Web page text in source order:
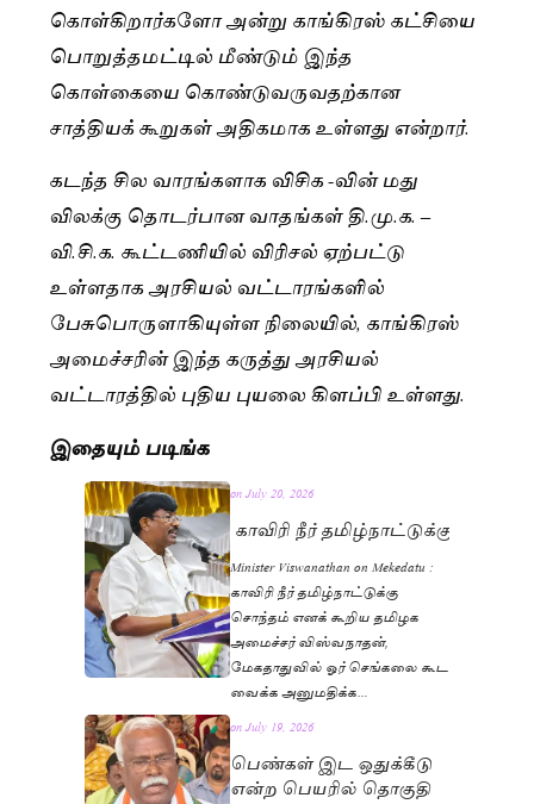
கொள்கிறார்களோ அன்று காங்கிரஸ் கட்சியை
பொறுத்தமட்டில் மீண்டும் இந்த
கொள்கையை கொண்டுவருவதற்கான
சாத்தியக் கூறுகள் அதிகமாக உள்ளது என்றார்.
கடந்த சில வாரங்களாக விசிக -வின் மது
விலக்கு தொடர்பான வாதங்கள் தி.மு.க. –
வி.சி.க. கூட்டணியில் விரிசல் ஏற்பட்டு
உள்ளதாக அரசியல் வட்டாரங்களில்
பேசுபொருளாகியுள்ள நிலையில், காங்கிரஸ்
அமைச்சரின் இந்த கருத்து அரசியல்
வட்டாரத்தில் புதிய புயலை கிளப்பி உள்ளது.
இதையும் படிங்க
onJuly 20, 2026
காவிரி நீர் தமிழ்நாட்டுக்கு
Minister Viswanathan on Mekedatu :
காவிரி நீர் தமிழ்நாட்டுக்கு
சொந்தம் எனக் கூறிய தமிழக
அமைச்சர் விஸ்வநாதன்,
மேகதாதுவில் ஓர் செங்கலை கூட
வைக்க அனுமதிக்க…
onJuly 19, 2026
பெண்கள் இட ஒதுக்கீடு
என்ற பெயரில் தொகுதி